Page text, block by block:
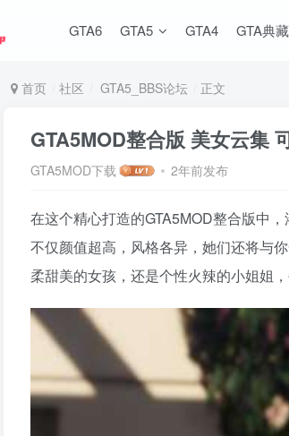
GTA6 GTA5 GTA4 GTA典
首页 社区 GTA5_BBS论坛 正文
GTA5MOD整合版 美女云集
GTA5MOD下载 2年前发布
在这个精心打造的GTA5MOD整合版中
不仅颜值超高，风格各异，她们还将与
柔甜美的女孩，还是个性火辣的小姐姐